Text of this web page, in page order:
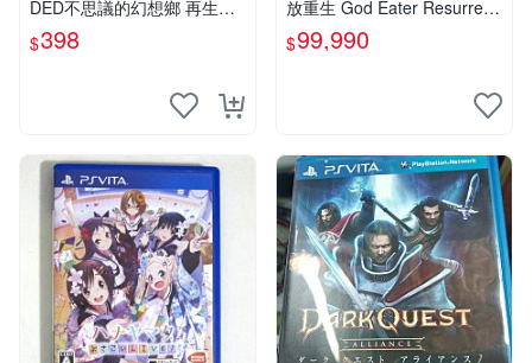
DED不思議的幻想鄉 再生工
場 01
$398
放重生 God Eater Resurrecti
on 日文版【台中恐龍電玩】
$99,990